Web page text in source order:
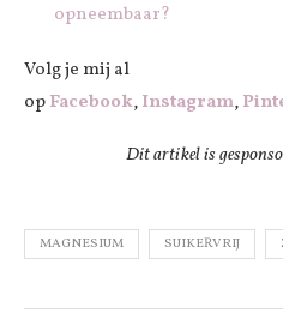
opneembaar?
Volg je mij al
opFacebook,Instagram,
Dit artikel is
MAGNESIUM SUIKERVRIJ